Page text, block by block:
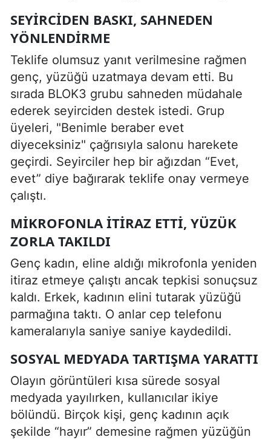
SEYIRCIDEN BASKI, SAHNEDEN
YÖNLENDIRME
Teklife olumsuz yanıt verilmesine rağmen
genç, yüzüğü uzatmaya devam etti. Bu
sırada BLOK3 grubu sahneden müdahale
ederek seyirciden destek istedi. Grup
üyeleri, "Benimle beraber evet
diyeceksiniz" çağrısıyla salonu harekete
geçirdi. Seyirciler hep bir ağızdan “Evet,
evet” diye bağırarak teklife onay vermeye
çalıştı.
MIKROFONLA İTIRAZ ETTI, YÜZÜK
ZORLA TAKILDI
Genç kadın, eline aldığı mikrofonla yeniden
itiraz etmeye çalıştı ancak tepkisi sonuçsuz
kaldı. Erkek, kadının elini tutarak yüzüğü
parmağına taktı. O anlar cep telefonu
kameralarıyla saniye saniye kaydedildi.
SOSYAL MEDYADA TARTIŞMA YARATTI
Olayın görüntüleri kısa sürede sosyal
medyada yayılırken, kullanıcılar ikiye
bölündü. Birçok kişi, genç kadının açık
şekilde “hayır” demesine rağmen yüzüğün